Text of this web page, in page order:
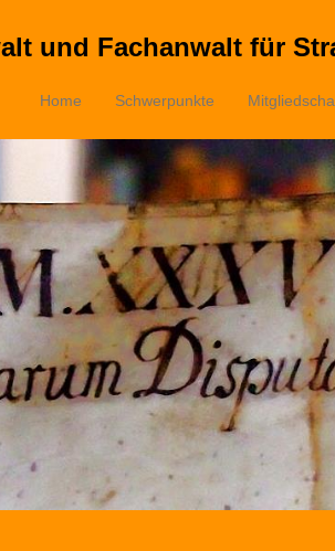
und Fachanwalt für
Primärmenü
Zum Inhalt springen
Home Schwerpunkte